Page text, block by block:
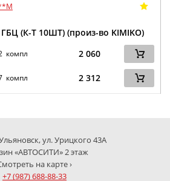
(К-Т 10ШТ) (произ-во KIMIKO)
компл 2 060
компл 2 312
ул. Урицкого 43А
«АВТОСИТИ» 2 этаж
на карте ›
+7 (987) 688-88-33